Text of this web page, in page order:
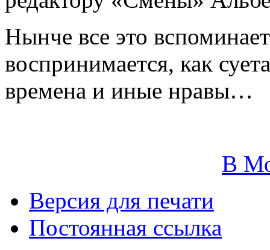
Нынче все это
воспринимается, как
времена и иные нравы…
В
Версия для печати
Постоянная ссылка